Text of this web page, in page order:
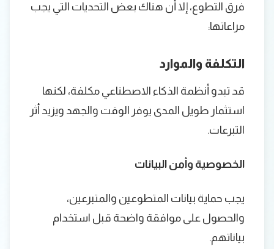
فرق التطوع، إلا أن هناك بعض التحديات التي يجب
مراعاتها:
التكلفة والموارد
قد تبدو أنظمة الذكاء الاصطناعي مكلفة، لكنها
استثمار طويل المدى يوفر الوقت والجهد ويزيد أثر
التبرعات.
الخصوصية وأمن البيانات
يجب حماية بيانات المتطوعين والمتبرعين،
والحصول على موافقة واضحة قبل استخدام
بياناتهم.